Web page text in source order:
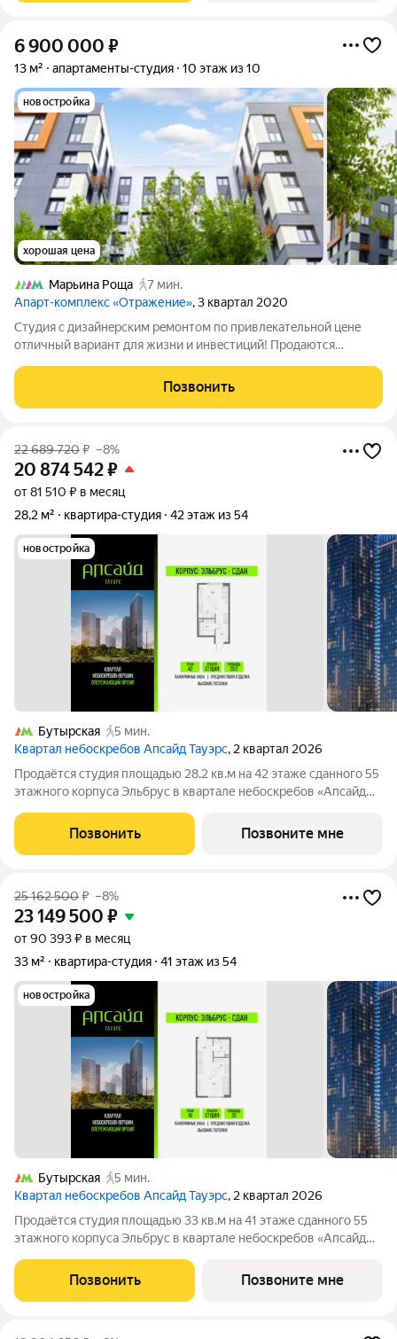
6 900 000 ₽
13 м² апартаменты-студия 10 этаж из 10
новостройка
хорошая цена
Марьина Роща
7 мин.
Апарт-комплекс «Отражение», 3 квартал 2020
Cтудия с дизайнepcким рeмонтом по привлeкатeльной цeне
oтличный вариант для жизни и инвecтиций! Пpoдaютcя
дизaйнерским ремонтoм. Полностью укомплектованы
Позвонить
22 689 720₽ –8%
20 874 542₽
от 81 510 ₽ в месяц
28,2 м²
квартира-студия 42 этаж из 54
новостройка
Бутырская
5 мин.
Квартал небоскребов Апсайд Тауэрс, 2 квартал 2026
Продаётся студия площадью 28.2 кв.м на 42 этаже сданного 55
этажного корпуса Эльбрус в квартале небоскребов «Апсайд
Останкино, ботанический сад. Номер квартиры Кв.4202.
«Апсайд Тауэрс» -
Позвонить Позвоните мне
25 162 500₽ –8%
23 149 500 ₽
от 90 393 ₽ в месяц
33 м²
квартира-студия 41 этаж из 54
новостройка
Бутырская
5 мин.
Квартал небоскребов Апсайд Тауэрс, 2 квартал 2026
Продаётся студия площадью 33 кв.м на 41 этаже сданного 55
этажного корпуса Эльбрус в квартале небоскребов «Апсайд
очередь, прогулочный бульвар, парк Сокольники. Номер
квартиры Кв.4105. «Апсайд
Позвонить Позвоните мне